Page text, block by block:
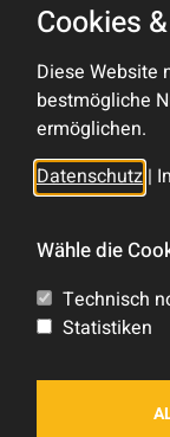
Kontakt
Impressum
Datenschutz
Tom Rocket's
Shop
Forum
Cookies
Diese Website
bestmögliche
ermöglichen.
Datenschutz |
Wähle die
Technisch
Statistiken